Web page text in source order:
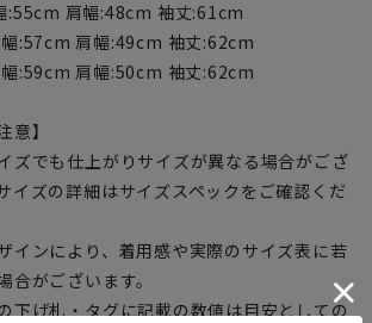
肩幅:48cm 袖丈:61cm
:57cm 肩幅:49cm 袖丈:62cm
:59cm 肩幅:50cm 袖丈:62cm
意】
ズでも仕上がりサイズが異なる場合がござ
イズの詳細はサイズスペックをご確認くだ
インにより、着用感や実際のサイズ表に若
合がございます。
下げ札・タグに記載の数値は目安としての